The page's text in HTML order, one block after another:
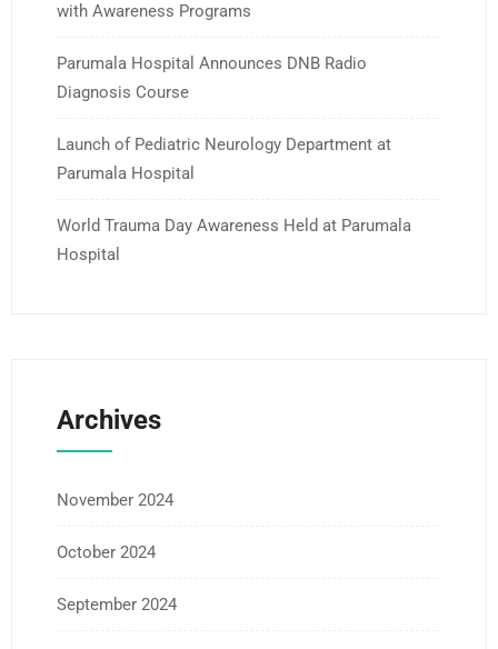
with Awareness Programs
Parumala Hospital Announces DNB Radio
Diagnosis Course
Launch of Pediatric Neurology Department at
Parumala Hospital
World Trauma Day Awareness Held at Parumala
Hospital
Archives
November 2024
October 2024
September 2024